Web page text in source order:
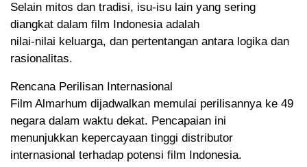
Selain mitos dan tradisi, isu-isu lain yang sering
diangkat dalam film Indonesia adalah
nilai-nilai keluarga, dan pertentangan antara logika dan
rasionalitas.
Rencana Perilisan Internasional
Film Almarhum dijadwalkan memulai perilisannya ke 49
negara dalam waktu dekat. Pencapaian ini
menunjukkan kepercayaan tinggi distributor
internasional terhadap potensi film Indonesia.